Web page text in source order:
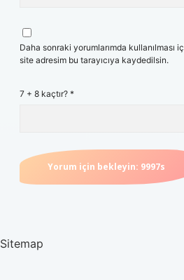
Daha sonraki yorumlarımda kullanılması
site adresim bu tarayıcıya kaydedilsin.
7 + 8 kaçtır? *
Sitemap